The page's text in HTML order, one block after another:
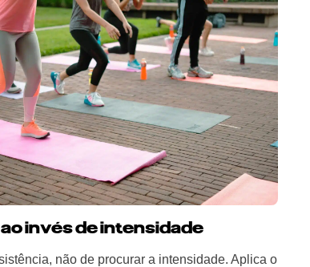
invés de intensidade
não de procurar a intensidade. Aplica o